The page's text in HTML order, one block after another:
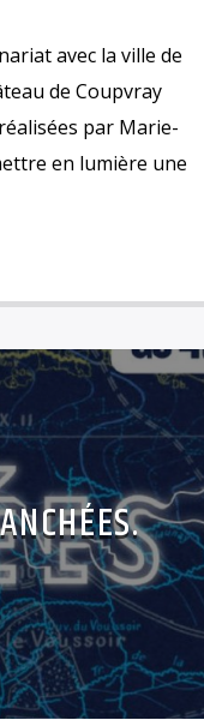
avec la ville de
de Coupvray
par Marie-
en lumière une